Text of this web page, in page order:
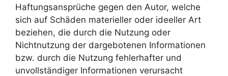
Haftungsansprüche gegen den Autor, welche
sich auf Schäden materieller oder ideeller Art
beziehen, die durch die Nutzung oder
Nichtnutzung der dargebotenen Informationen
bzw. durch die Nutzung fehlerhafter und
unvollständiger Informationen verursacht